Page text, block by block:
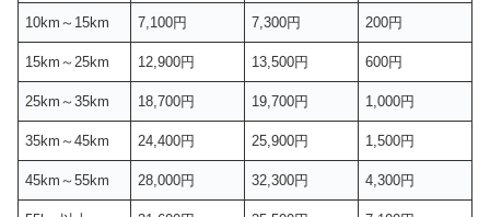
10km～15km 7,100円 7,300円 200円
15km～25km 12,900円 13,500円 600円
25km～35km 18,700円 19,700円 1,000円
35km～45km 24,400円 25,900円 1,500円
45km～55km 28,000円 32,300円 4,300円